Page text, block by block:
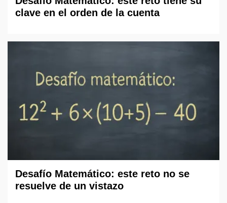
clave en el orden de la cuenta
Desafío Matemático: este reto no se
resuelve de un vistazo